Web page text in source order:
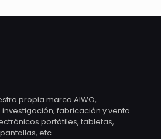
propia marca AIWO,
fabricación y venta
portátiles, tabletas,
etc.